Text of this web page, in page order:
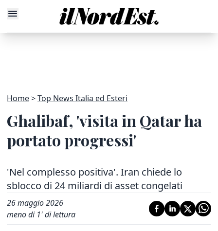
Home Top News Italia ed Esteri
Ghalibaf, 'visita in Qatar ha
portato progressi'
'Nel complesso positiva'. Iran chiede lo
sblocco di 24 miliardi di asset congelati
26 maggio 2026
meno di 1' di lettura